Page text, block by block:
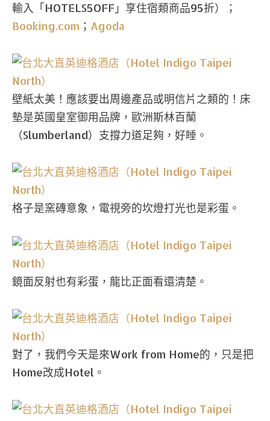
輸入「HOTELS5OFF」享住宿類商品95折）；
Booking.com ； Agoda
壁紙太美！應該要出周邊產品或明信片之類的！床
墊是英國皇室御用品牌，歐洲斯林百蘭
（Slumberland）支撐力道足夠，好睡。
格子是窯磚意象，電視旁的坎燈打光也是彩蛋。
鏡面反射也有彩蛋，龍比正面看還清楚。
對了，我們今天是來Work from Home的，只是把
Home改成Hotel。